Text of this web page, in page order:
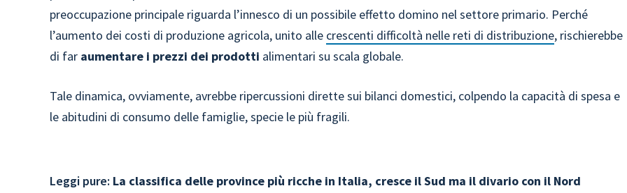
preoccupazione principale riguarda l’innesco di un possibile effetto domino nel settore primario. Perché
l’aumento dei costi di produzione agricola, unito alle crescenti difficoltà nelle reti di distribuzione, rischierebbe
di far aumentare i prezzi dei prodotti alimentari su scala globale.
Tale dinamica, ovviamente, avrebbe ripercussioni dirette sui bilanci domestici, colpendo la capacità di spesa e
le abitudini di consumo delle famiglie, specie le più fragili.
Leggi pure: La classifica delle province più ricche in Italia, cresce il Sud ma il divario con il Nord